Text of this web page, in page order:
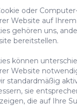
oder
Website auf
gehören uns,
bereitstellen.
können
Website
standardmäßig
sie
die auf Ihre